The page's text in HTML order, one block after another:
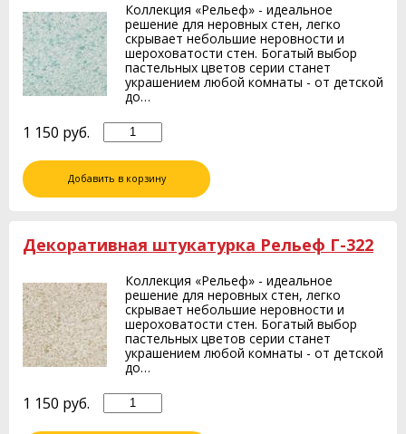
Коллекция «Рельеф» - идеальное
решение для неровных стен, легко
скрывает небольшие неровности и
шероховатости стен. Богатый выбор
пастельных цветов серии станет
украшением любой комнаты - от детской
до…
1 150 руб.
Добавить в корзину
Декоративная штукатурка Рельеф Г-322
Коллекция «Рельеф» - идеальное
решение для неровных стен, легко
скрывает небольшие неровности и
шероховатости стен. Богатый выбор
пастельных цветов серии станет
украшением любой комнаты - от детской
до…
1 150 руб.